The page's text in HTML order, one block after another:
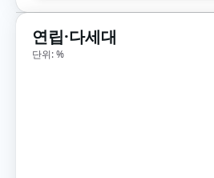
연립·다세대
단위: %